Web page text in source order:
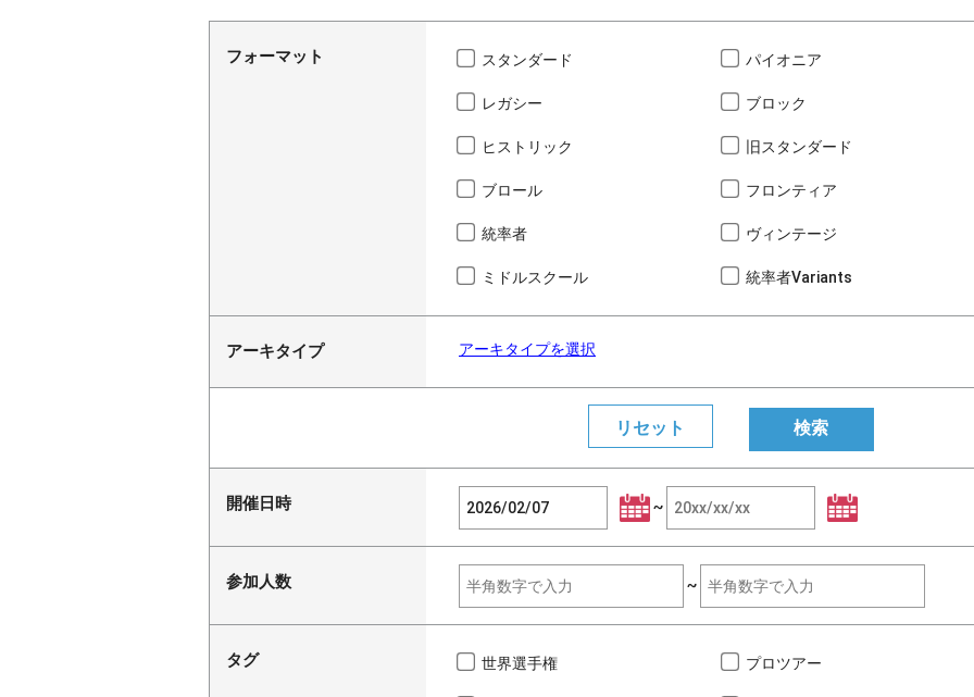
フォーマット スタンダード パイオニア
レガシー ブロック
ヒストリック 旧スタンダード
ブロール フロンティア
統率者 ヴィンテージ
ミドルスクール 統率者Variants
アーキタイプ アーキタイプを選択
開催日時 ~
参加人数 ~
タグ 世界選手権 プロツアー